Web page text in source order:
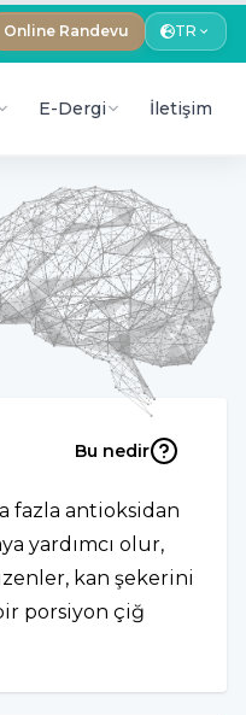
Online Randevu TR
E-Dergi İletişim
Bu nedir
fazla antioksidan
yardımcı olur,
kan şekerini
porsiyon çiğ